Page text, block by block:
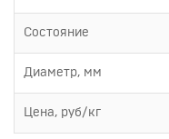
Состояние
Диаметр, мм
Цена, руб/кг